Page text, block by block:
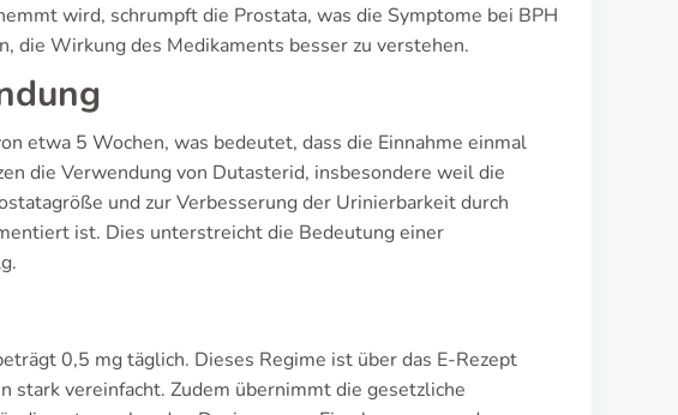
wird, schrumpft die Prostata, was die Symptome bei BPH
die Wirkung des Medikaments besser zu verstehen.
etwa 5 Wochen, was bedeutet, dass die Einnahme einmal
die Verwendung von Dutasterid, insbesondere weil die
und zur Verbesserung der Urinierbarkeit durch
ist. Dies unterstreicht die Bedeutung einer
0,5 mg täglich. Dieses Regime ist über das E-Rezept
stark vereinfacht. Zudem übernimmt die gesetzliche